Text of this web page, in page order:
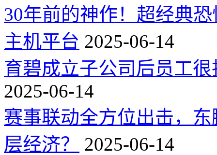
30年前的神作！超经典
主机平台 2025-06-14
育碧成立子公司后员工
2025-06-14
赛事联动全方位出击，
层经济？
2025-06-14